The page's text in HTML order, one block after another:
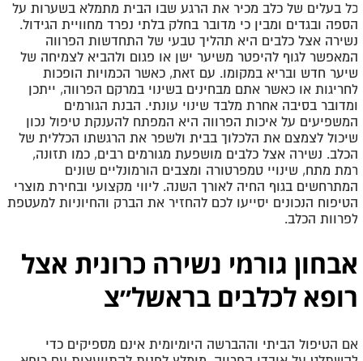
כל בעלים של כלב מכיר את הרגע שבו הבית מתמלא בשערות על
הספה ובגדים ומבין כי מדובר בחלק בלתי נפרד מחוויית הגידול.
נשירה אצל כלבים היא תהליך טבעי של התחדשות הפרווה
המאפשר לגוף להיפטר משיער ישן או פגום ולהביא לצמיחה של
שיער חדש ובריא במקומו. עם זאת, כאשר הכמויות הופכות
לחריגות או כאשר אתם מבחינים בשינוי במרקם הפרווה, ייתכן
ומדובר בסיבה אחרת מלבד שינוי עונתי. הבנת הגורמים
המשפיעים על איכות הפרווה היא המפתח להענקת טיפול נכון
שיכול לצמצם את הלכלוך בבית ולשפר את הרגשתו הכללית של
הכלב. נשירה אצל כלבים מושפעת מגורמים רבים, כמו תזונה,
רמת מתח, שינויי טמפרטורה ומצבים הורמונליים שונים
המתרחשים בגוף החיה לאורך השנה. ליווי מקצועי ובחירת מוצרי
הטיפוח הנכונים יסייעו לכם להחזיר את הברק והחיוניות למעטפת
לפרוות הכלב.
אבחון גורמי נשירה כרונית אצל
רופא לכלבים בראשל״צ
אם הטיפול הביתי וההברשה היומיומית אינם מספיקים כדי